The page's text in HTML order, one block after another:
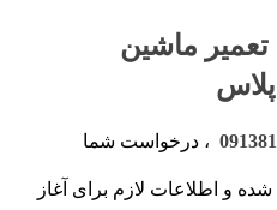
ماشین
، درخواست شما
و اطلاعات لازم برای آغاز